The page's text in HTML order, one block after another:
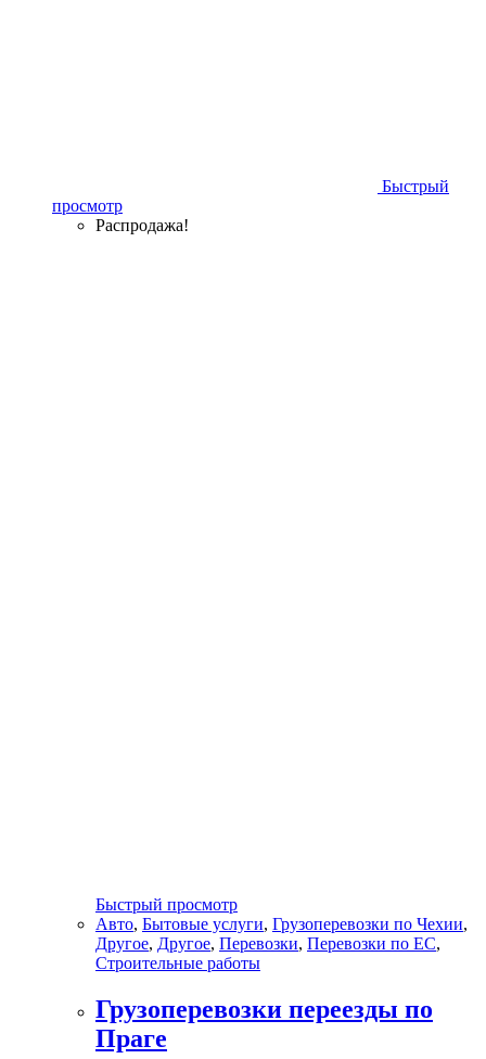
Быстрый
просмотр
Распродажа!
Быстрый просмотр
Авто, Бытовые услуги, Грузоперевозки по Чехии,
Другое, Другое, Перевозки, Перевозки по ЕС,
Строительные работы
Грузоперевозки переезды по
Праге